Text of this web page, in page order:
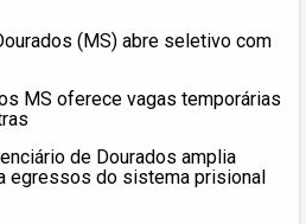
(MS) abre seletivo com
MS oferece vagas temporárias
de Dourados amplia
egressos do sistema prisional